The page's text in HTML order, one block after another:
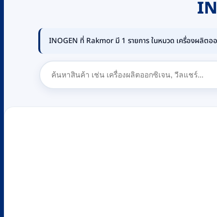
INOGEN ที่ Rakmor มี 1 รายการ ในหมวด เครื่องผลิ